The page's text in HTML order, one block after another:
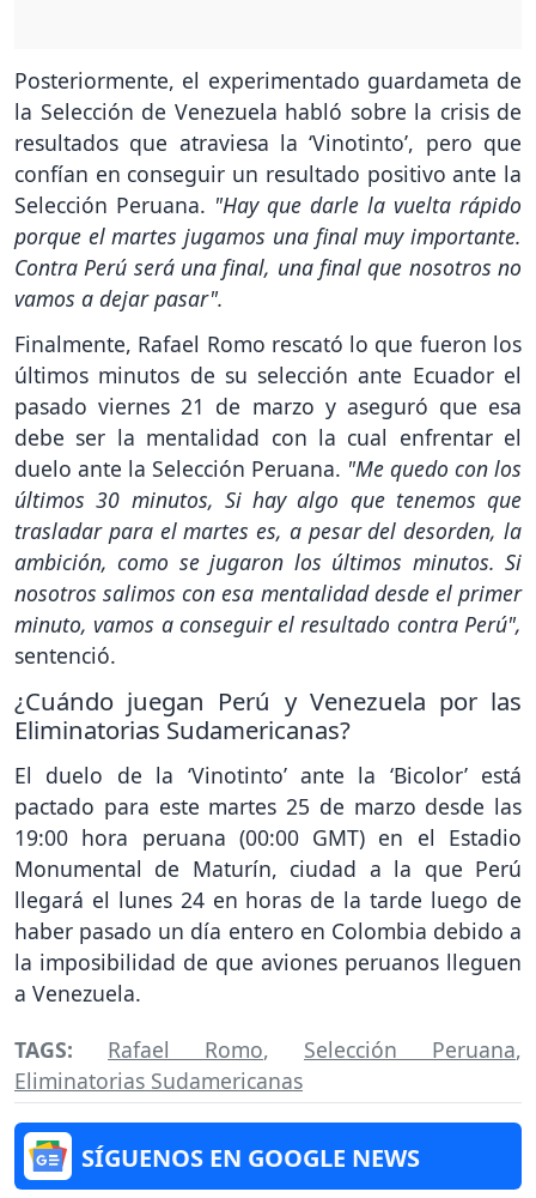
Posteriormente, el experimentado guardameta de
la Selección de Venezuela habló sobre la crisis de
resultados que atraviesa la ‘Vinotinto’, pero que
confían en conseguir un resultado positivo ante la
Selección Peruana. "Hay que darle la vuelta rápido
porque el martes jugamos una final muy importante.
Contra Perú será una final, una final que nosotros no
vamos a dejar pasar".
Finalmente, Rafael Romo rescató lo que fueron los
últimos minutos de su selección ante Ecuador el
pasado viernes 21 de marzo y aseguró que esa
debe ser la mentalidad con la cual enfrentar el
duelo ante la Selección Peruana. "Me quedo con los
últimos 30 minutos, Si hay algo que tenemos que
trasladar para el martes es, a pesar del desorden, la
ambición, como se jugaron los últimos minutos. Si
nosotros salimos con esa mentalidad desde el primer
minuto, vamos a conseguir el resultado contra Perú",
sentenció.
¿Cuándo juegan Perú y Venezuela por las
Eliminatorias Sudamericanas?
El duelo de la ‘Vinotinto’ ante la ‘Bicolor’ está
pactado para este martes 25 de marzo desde las
19:00 hora peruana (00:00 GMT) en el Estadio
Monumental de Maturín, ciudad a la que Perú
llegará el lunes 24 en horas de la tarde luego de
haber pasado un día entero en Colombia debido a
la imposibilidad de que aviones peruanos lleguen
a Venezuela.
TAGS: Rafael Romo, Selección Peruana,
Eliminatorias Sudamericanas
SÍGUENOS EN GOOGLE NEWS